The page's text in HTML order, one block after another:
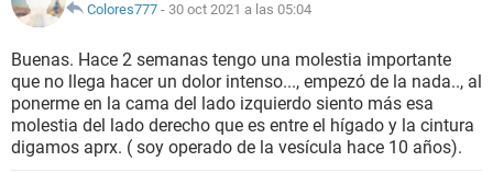
SEXUALIDAD
GLOSARIO
Colores777 - 30 oct 2021 a las 05:04
Buenas. Hace 2 semanas tengo una molestia importante
que no llega hacer un dolor intenso..., empezó de la nada.., al
ponerme en la cama del lado izquierdo siento más esa
molestia del lado derecho que es entre el hígado y la cintura
digamos aprx. ( soy operado de la vesícula hace 10 años).